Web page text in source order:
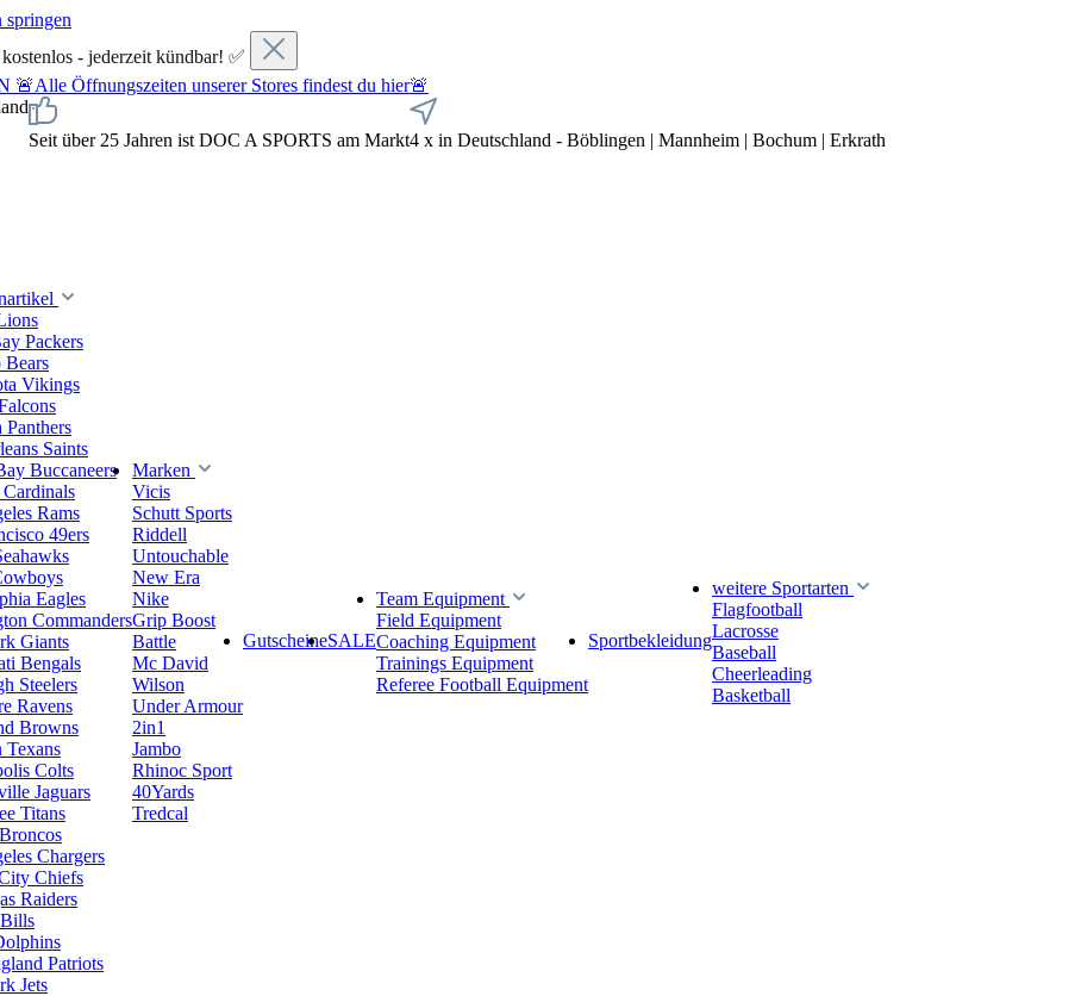
springen
- jederzeit kündbar! ✅
Öffnungszeiten unserer Stores findest du hier🚨
Seit über 25 Jahren ist DOC A SPORTS am Markt4 x in Deutschland - Böblingen | Mannheim | Bochum | Erkrath
Packers
Bears
Vikings
Panthers
Saints
Buccaneers
Rams
49ers
Eagles
Commanders
Giants
Bengals
Steelers
Ravens
Browns
Texans
Colts
Jaguars
Titans
Chargers
Chiefs
Raiders
Patriots
Jets
Marken
Vicis
Schutt Sports
Riddell
Untouchable
New Era
Nike
Grip Boost
Battle
Mc David
Wilson
Under Armour
2in1
Jambo
Rhinoc Sport
40Yards
Tredcal
GutscheineSALE
Team Equipment
Field Equipment
Coaching Equipment
Trainings Equipment
Referee Football Equipment
Sportbekleidung
weitere Sportarten
Flagfootball
Lacrosse
Baseball
Cheerleading
Basketball